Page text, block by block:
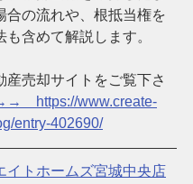
合の流れや、根抵当権を
も含めて解説します。
産売却サイトをご覧下さ
https://www.create-
entry-402690/
イトホームズ宮城中央店